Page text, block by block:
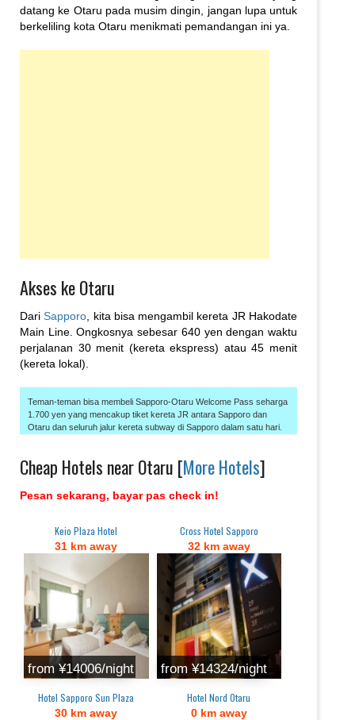
datang ke Otaru pada musim dingin, jangan lupa untuk
berkeliling kota Otaru menikmati pemandangan ini ya.
Akses ke Otaru
DariSapporo , kita bisa mengambil kereta JR Hakodate
Main Line. Ongkosnya sebesar 640 yen dengan waktu
perjalanan 30 menit (kereta ekspress) atau 45 menit
(kereta lokal).
Teman-teman bisa membeli Sapporo-Otaru Welcome Pass seharga
1.700 yen yang mencakup tiket kereta JR antara Sapporo dan
Otaru dan seluruh jalur kereta subway di Sapporo dalam satu hari.
Cheap Hotels near Otaru [More Hotels]
Pesan sekarang, bayar pas check in!
Keio Plaza Hotel
31 km away
from ¥14006/night
Cross Hotel Sapporo
32 km away
from ¥14324/night
Hotel Sapporo Sun Plaza
30 km away
Hotel Nord Otaru
0 km away